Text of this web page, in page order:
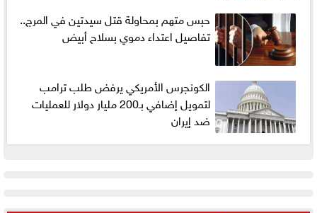
حبس متهم بمحاولة قتل سيدتين في المرج..
تفاصيل اعتداء دموي بسلاح أبيض
الكونجرس الأمريكي يرفض طلب ترامب
لتمويل إضافي بـ200 مليار دولار للعمليات
ضد إيران